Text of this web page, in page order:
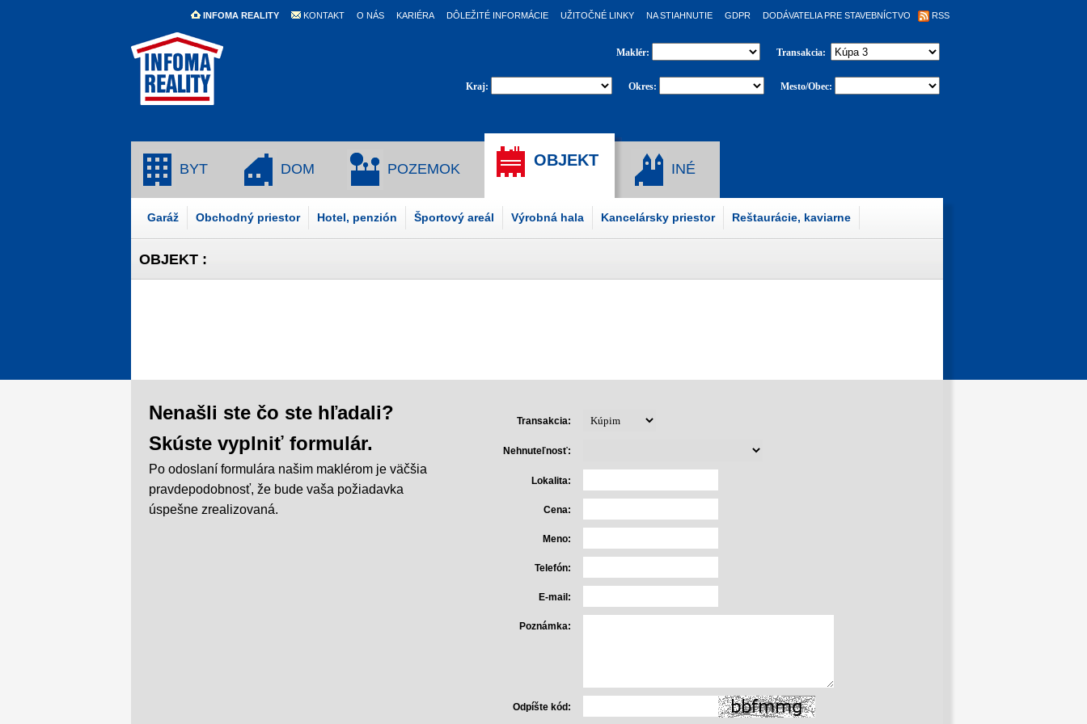
INFOMA REALITY KONTAKT O NÁS KARIÉRA DÔLEŽITÉ INFORMÁCIE UŽITOČNÉ LINKY NA STIAHNUTIE GDPR DODÁVATELIA PRE STAVEBNÍCTVO RSS
Transakcia:
Maklér:
Mesto/Obec:
Okres:
Kraj:
BYT DOM POZEMOK OBJEKT INÉ
Garáž Obchodný priestor Hotel, penzión Športový areál Výrobná hala Kancelársky priestor Reštaurácie, kaviarne
OBJEKT :
Nenašli ste čo ste hľadali?
Skúste vyplniť formulár.
Po odoslaní formulára našim maklérom je väčšia
pravdepodobnosť, že bude vaša požiadavka
úspešne zrealizovaná.
Transakcia:
Nehnuteľnosť:
Lokalita:
Cena:
Meno:
Telefón:
E-mail:
Poznámka:
Odpíšte kód: